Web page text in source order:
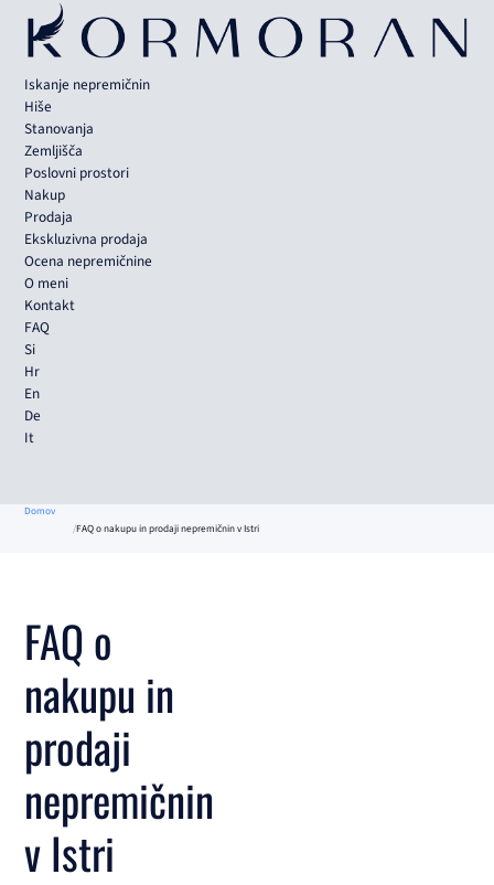
Iskanje nepremičnin
Hiše
Stanovanja
Zemljišča
Poslovni prostori
Nakup
Prodaja
Ekskluzivna prodaja
Ocena nepremičnine
O meni
Kontakt
FAQ
Si
Hr
En
De
It
Domov
FAQ o nakupu in prodaji nepremičnin v Istri
FAQ o
nakupu in
prodaji
nepremičnin
v Istri